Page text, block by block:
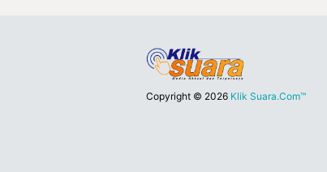
Copyright © 2026 Klik Suara.Com™